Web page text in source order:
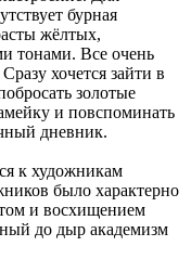
бурная
жёлтых,
тонами. Все очень
хочется зайти в
золотые
и повспоминать
дневник.
к художникам
было характерно
и восхищением
до дыр академизм